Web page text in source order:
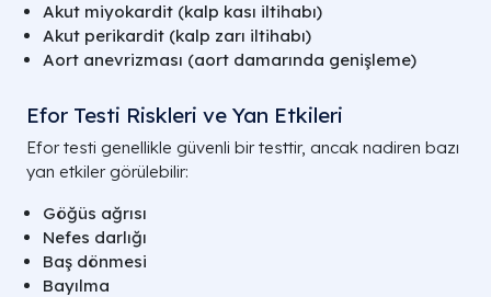
Akut miyokardit (kalp kası iltihabı)
Akut perikardit (kalp zarı iltihabı)
Aort anevrizması (aort damarında genişleme)
Efor Testi Riskleri ve Yan Etkileri
Efor testi genellikle güvenli bir testtir, ancak nadiren bazı
yan etkiler görülebilir:
Göğüs ağrısı
Nefes darlığı
Baş dönmesi
Bayılma